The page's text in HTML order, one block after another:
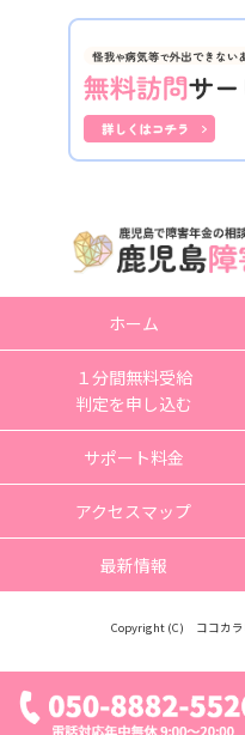
ホーム
１分間無料受給
判定を申し込む
サポート料金
アクセスマップ
最新情報
Copyright (C) ココカラ